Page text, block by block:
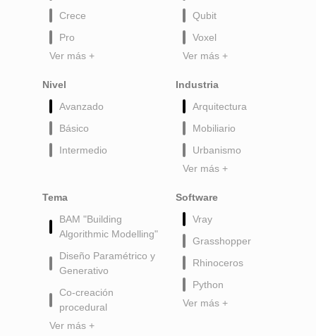
Crece
Pro
Ver más +
Qubit
Voxel
Ver más +
Nivel
Avanzado
Básico
Intermedio
Industria
Arquitectura
Mobiliario
Urbanismo
Ver más +
Tema
BAM "Building
Algorithmic Modelling"
Diseño Paramétrico y
Generativo
Co-creación
procedural
Ver más +
Software
Vray
Grasshopper
Rhinoceros
Python
Ver más +